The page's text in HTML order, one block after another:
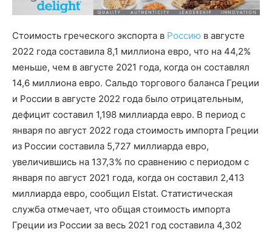
Стоимость греческого экспорта в Россию в августе
2022 года составила 8,1 миллиона евро, что на 44,2%
меньше, чем в августе 2021 года, когда он составлял
14,6 миллиона евро. Сальдо торгового баланса Греции
и России в августе 2022 года было отрицательным,
дефицит составил 1,198 миллиарда евро. В период с
января по август 2022 года стоимость импорта Греции
из России составила 5,727 миллиарда евро,
увеличившись на 137,3% по сравнению с периодом с
января по август 2021 года, когда он составил 2,413
миллиарда евро, сообщил Elstat. Статистическая
служба отмечает, что общая стоимость импорта
Греции из России за весь 2021 год составила 4,302